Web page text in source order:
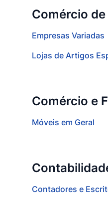
Comércio
Empresas Variadas
Lojas de Artigos
Comércio e
Móveis em Geral
Contadores e